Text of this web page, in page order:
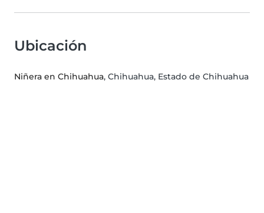
Ubicación
Niñera en Chihuahua, Chihuahua, Estado de Chihuahua